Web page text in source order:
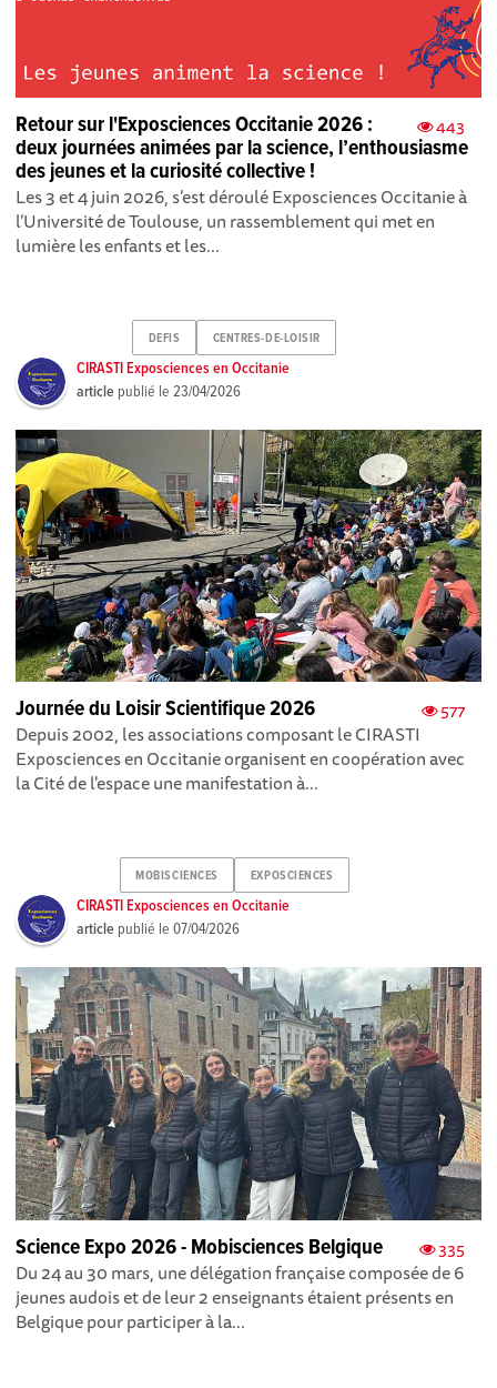
443
Retour sur l'Exposciences Occitanie 2026 :
deux journées animées par la science, l’enthousiasme
des jeunes et la curiosité collective !
Les 3 et 4 juin 2026, s’est déroulé Exposciences Occitanie à
l’Université de Toulouse, un rassemblement qui met en
lumière les enfants et les...
DEFIS CENTRES-DE-LOISIR
CIRASTI Exposciences en Occitanie
article publié le23/04/2026
577
Journée du Loisir Scientifique 2026
Depuis 2002, les associations composant le CIRASTI
Exposciences en Occitanie organisent en coopération avec
la Cité de l'espace une manifestation à...
MOBISCIENCES EXPOSCIENCES
CIRASTI Exposciences en Occitanie
article publié le07/04/2026
335
Science Expo 2026 - Mobisciences Belgique
Du 24 au 30 mars, une délégation française composée de 6
jeunes audois et de leur 2 enseignants étaient présents en
Belgique pour participer à la...